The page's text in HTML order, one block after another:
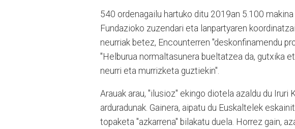
540 ordenagailu hartuko ditu 2019an 5.100
Fundazioko zuzendari eta lanpartyaren
neurriak betez, Encounterren "deskonfinamendu
"Helburua normaltasunera bueltatzea da, gutxika
neurri eta murrizketa guztiekin".
Arauak arau, "ilusioz" ekingo diotela azaldu du
arduradunak. Gainera, aipatu du Euskaltelek
topaketa "azkarrena" bilakatu duela. Horrez gain,